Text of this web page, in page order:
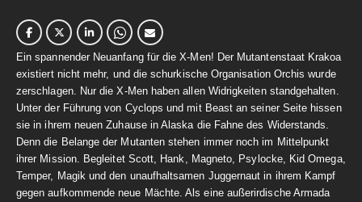
Ein spannender Neuanfang für die X-Men! Der Mutantenstaat Krakoa
existiert nicht mehr, und die schurkische Organisation Orchis wurde
zerschlagen. Nur die X-Men haben allen Widrigkeiten standgehalten.
Unter der Führung von Cyclops und mit Beast an seiner Seite hissen
sie in ihrem neuen Zuhause in Alaska die Fahne des Widerstands.
Denn die Belange der Mutanten stehen immer noch im Mittelpunkt
ihrer Mission. Begleitet Scott, Hank, Magneto, Psylocke, Kid Omega,
Temper, Magik und den unaufhaltsamen Juggernaut in ihrem Kampf
gegen aufkommende neue Mächte. Als eine außerirdische Armada